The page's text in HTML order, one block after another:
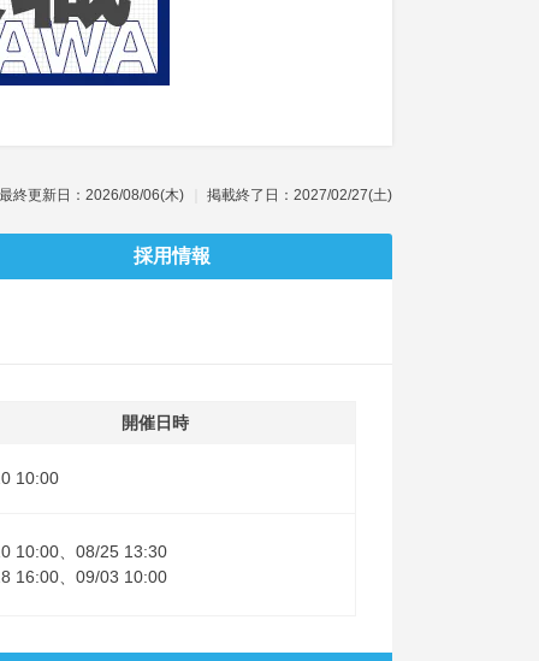
最終更新日：2026/08/06(木) 掲載終了日：2027/02/27(土)
採用情報
開催日時
10:00
10:00、08/25 13:30
16:00、09/03 10:00